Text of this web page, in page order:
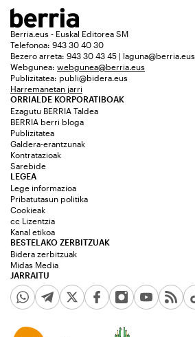
Berria.eus - Euskal Editorea SM
Telefonoa: 943 30 40 30
Bezero arreta: 943 30 43 45 | laguna@berria.eus
Webgunea: webgunea@berria.eus
Publizitatea: publi@bidera.eus
Harremanetan jarri
ORRIALDE KORPORATIBOAK
Ezagutu BERRIA Taldea
BERRIA berri bloga
Publizitatea
Galdera-erantzunak
Kontratazioak
Sarebide
JARRAITU
LEGEA
Lege informazioa
Pribatutasun politika
Cookieak
cc Lizentzia
Kanal etikoa
BESTELAKO ZERBITZUAK
Bidera zerbitzuak
Midas Media